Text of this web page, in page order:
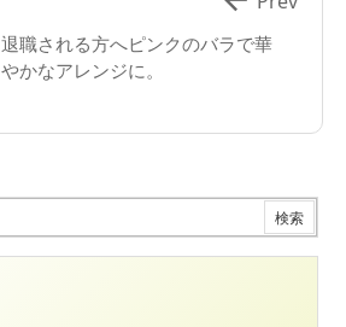
退職される方へピンクのバラで華
やかなアレンジに。